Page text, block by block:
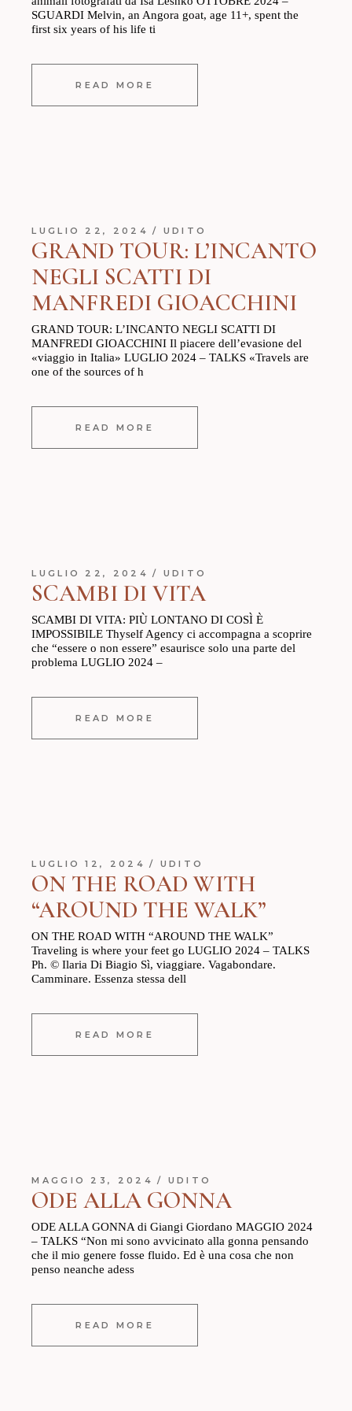
SGUARDI Melvin, an Angora goat, age 11+, spent the
first six years of his life ti
READ MORE
LUGLIO 22, 2024 UDITO
GRAND TOUR: L’INCANTO
NEGLI SCATTI DI
MANFREDI GIOACCHINI
GRAND TOUR: L’INCANTO NEGLI SCATTI DI
MANFREDI GIOACCHINI Il piacere dell’evasione del
«viaggio in Italia» LUGLIO 2024 – TALKS «Travels are
one of the sources of h
READ MORE
LUGLIO 22, 2024 UDITO
SCAMBI DI VITA
SCAMBI DI VITA: PIÙ LONTANO DI COSÌ È
IMPOSSIBILE Thyself Agency ci accompagna a scoprire
che “essere o non essere” esaurisce solo una parte del
problema LUGLIO 2024 –
READ MORE
LUGLIO 12, 2024 UDITO
ON THE ROAD WITH
“AROUND THE WALK”
ON THE ROAD WITH “AROUND THE WALK”
Traveling is where your feet go LUGLIO 2024 – TALKS
Ph. © Ilaria Di Biagio Sì, viaggiare. Vagabondare.
Camminare. Essenza stessa dell
READ MORE
MAGGIO 23, 2024 UDITO
ODE ALLA GONNA
ODE ALLA GONNA di Giangi Giordano MAGGIO 2024
– TALKS “Non mi sono avvicinato alla gonna pensando
che il mio genere fosse fluido. Ed è una cosa che non
penso neanche adess
READ MORE